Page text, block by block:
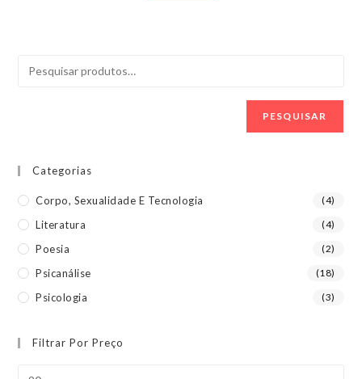
PESQUISAR
Categorias
Corpo, Sexualidade E Tecnologia (4)
Literatura (4)
Poesia (2)
Psicanálise (18)
Psicologia (3)
Filtrar Por Preço